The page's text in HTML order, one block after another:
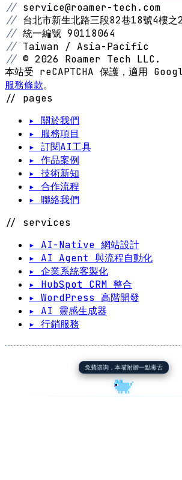
// service@roamer-tech.com
// 台北市新生北路三段82巷18號4樓之2
// 統一編號 90118064
// Taiwan / Asia-Pacific
// © 2026 Roamer Tech LLC.
本站受 reCAPTCHA 保護，適用
服務條款。
// pages
▸ 關於我們
▸ 服務項目
▸ 訂閱AI工具
▸ 作品案例
▸ 技術新知
▸ 合作流程
▸ 聯絡我們
// services
▸ AI-Native 網站設計
▸ AI Agent 與流程自動化
▸ 企業系統客製化
▸ HubSpot CRM 整合
▸ WordPress 高階開發
▸ AI 靈感生成器
▸ 行銷服務
免費諮詢，本喵附贈一點毒舌